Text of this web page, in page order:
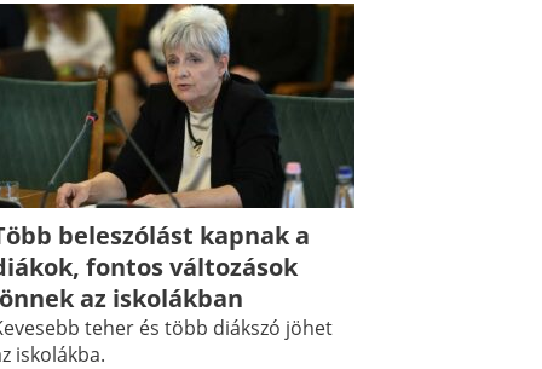
beleszólást kapnak a
fontos változások
az iskolákban
teher és több diákszó jöhet
iskolákba.